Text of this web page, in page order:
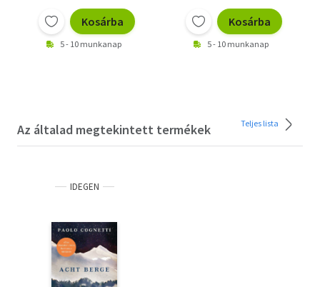
Kosárba
5 - 10 munkanap
Kosárba
5 - 10 munkanap
Az általad megtekintett termékek Teljes lista
IDEGEN